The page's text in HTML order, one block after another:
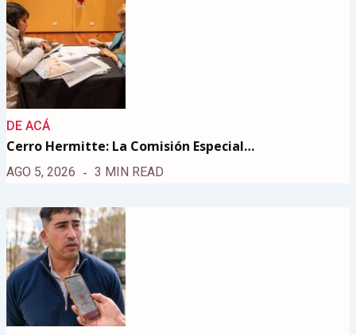
DE ACÁ
Cerro Hermitte: La Comisión Especial…
AGO 5, 2026 3 MIN READ